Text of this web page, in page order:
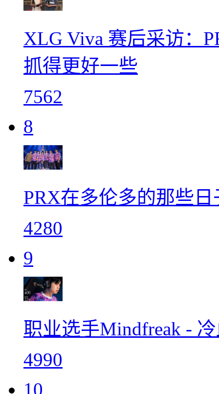
XLG Viva 赛后采访：
抓得更好一些
7562
8
PRX在多伦多的那些
4280
9
职业选手Mindfreak -
4990
10